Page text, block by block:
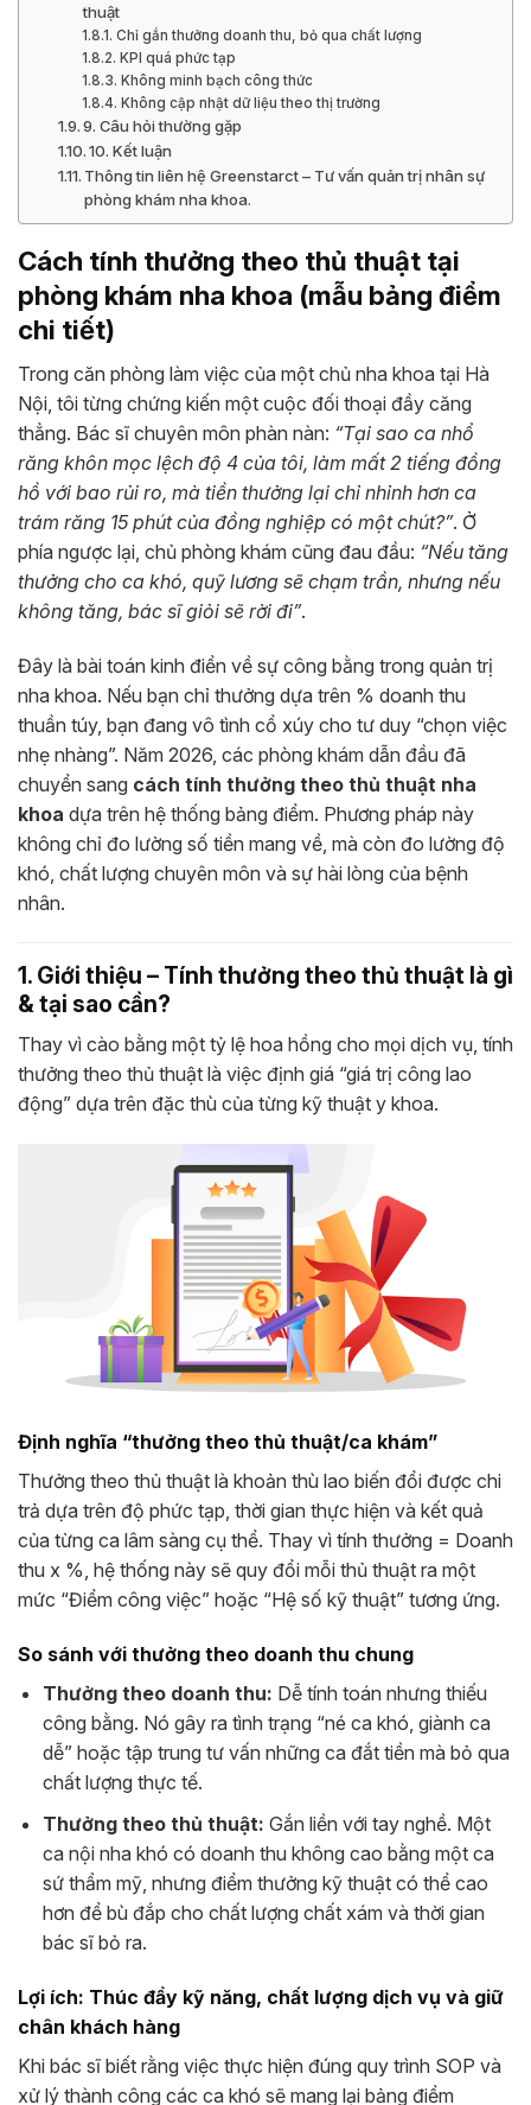
thuật
Chỉ gắn thưởng doanh thu, bỏ qua chất lượng
KPI quá phức tạp
Không minh bạch công thức
Không cập nhật dữ liệu theo thị trường
9. Câu hỏi thường gặp
10. Kết luận
Thông tin liên hệ Greenstarct – Tư vấn quản trị nhân sự
phòng khám nha khoa.
Cách tính thưởng theo thủ thuật tại
phòng khám nha khoa (mẫu bảng điểm
chi tiết)
Trong căn phòng làm việc của một chủ nha khoa tại Hà
Nội, tôi từng chứng kiến một cuộc đối thoại đầy căng
thẳng. Bác sĩ chuyên môn phàn nàn: “Tại sao ca nhổ
răng khôn mọc lệch độ 4 của tôi, làm mất 2 tiếng đồng
hồ với bao rủi ro, mà tiền thưởng lại chỉ nhỉnh hơn ca
trám răng 15 phút của đồng nghiệp có một chút?”. Ở
phía ngược lại, chủ phòng khám cũng đau đầu: “Nếu tăng
thưởng cho ca khó, quỹ lương sẽ chạm trần, nhưng nếu
không tăng, bác sĩ giỏi sẽ rời đi”.
Đây là bài toán kinh điển về sự công bằng trong quản trị
nha khoa. Nếu bạn chỉ thưởng dựa trên % doanh thu
thuần túy, bạn đang vô tình cổ xúy cho tư duy “chọn việc
nhẹ nhàng”. Năm 2026, các phòng khám dẫn đầu đã
chuyển sang cách tính thưởng theo thủ thuật nha
khoa dựa trên hệ thống bảng điểm. Phương pháp này
không chỉ đo lường số tiền mang về, mà còn đo lường độ
khó, chất lượng chuyên môn và sự hài lòng của bệnh
nhân.
1. Giới thiệu – Tính thưởng theo thủ thuật là gì
& tại sao cần?
Thay vì cào bằng một tỷ lệ hoa hồng cho mọi dịch vụ, tính
thưởng theo thủ thuật là việc định giá “giá trị công lao
động” dựa trên đặc thù của từng kỹ thuật y khoa.
Định nghĩa “thưởng theo thủ thuật/ca khám”
Thưởng theo thủ thuật là khoản thù lao biến đổi được chi
trả dựa trên độ phức tạp, thời gian thực hiện và kết quả
của từng ca lâm sàng cụ thể. Thay vì tính thưởng = Doanh
thu x %, hệ thống này sẽ quy đổi mỗi thủ thuật ra một
mức “Điểm công việc” hoặc “Hệ số kỹ thuật” tương ứng.
So sánh với thưởng theo doanh thu chung
Thưởng theo doanh thu: Dễ tính toán nhưng thiếu
công bằng. Nó gây ra tình trạng “né ca khó, giành ca
dễ” hoặc tập trung tư vấn những ca đắt tiền mà bỏ qua
chất lượng thực tế.
Thưởng theo thủ thuật: Gắn liền với tay nghề. Một
ca nội nha khó có doanh thu không cao bằng một ca
sứ thẩm mỹ, nhưng điểm thưởng kỹ thuật có thể cao
hơn để bù đắp cho chất lượng chất xám và thời gian
bác sĩ bỏ ra.
Lợi ích: Thúc đẩy kỹ năng, chất lượng dịch vụ và giữ
chân khách hàng
Khi bác sĩ biết rằng việc thực hiện đúng quy trình SOP và
xử lý thành công các ca khó sẽ mang lại bảng điểm